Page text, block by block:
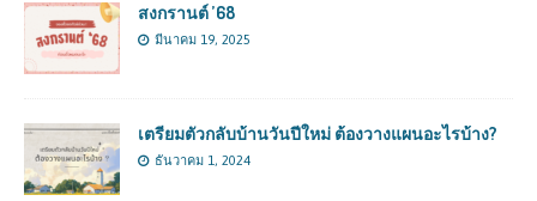
สงกรานต์ ’68
มีนาคม 19, 2025
เตรียมตัวกลับบ้านวันปีใหม่ ต้องวางแผนอะไรบ้าง?
ธันวาคม 1, 2024